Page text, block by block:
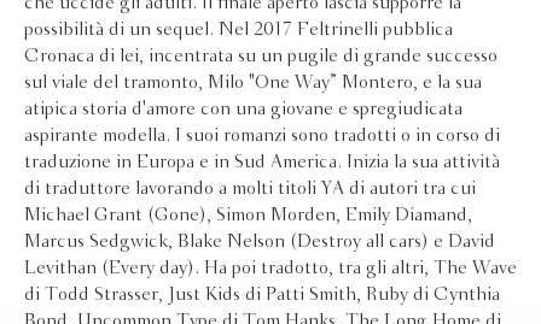
che uccide gli adulti. Il finale aperto lascia supporre la
possibilità di un sequel. Nel 2017 Feltrinelli pubblica
Cronaca di lei, incentrata su un pugile di grande successo
sul viale del tramonto, Milo "One Way” Montero, e la sua
atipica storia d'amore con una giovane e spregiudicata
aspirante modella. I suoi romanzi sono tradotti o in corso di
traduzione in Europa e in Sud America. Inizia la sua attività
di traduttore lavorando a molti titoli YA di autori tra cui
Michael Grant (Gone), Simon Morden, Emily Diamand,
Marcus Sedgwick, Blake Nelson (Destroy all cars) e David
Levithan (Every day). Ha poi tradotto, tra gli altri, The Wave
di Todd Strasser, Just Kids di Patti Smith, Ruby di Cynthia